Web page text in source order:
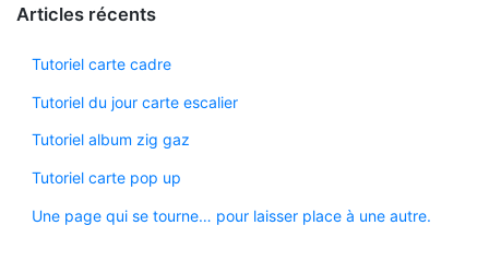
Articles récents
Tutoriel carte cadre
Tutoriel du jour carte escalier
Tutoriel album zig gaz
Tutoriel carte pop up
Une page qui se tourne… pour laisser place à une autre.